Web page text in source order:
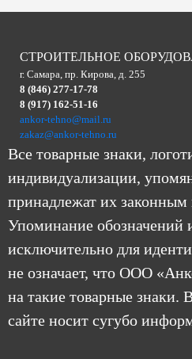
СТРОИТЕЛЬНОЕ
г. Самара, пр. Кирова, д. 255
8 (846) 277-17-78
8 (917) 162-51-16
ankor-tehno@mail.ru
zakaz@ankor-tehno.ru
Все товарные знаки,
индивидуализации,
принадлежат их законным
Упоминание обозначений
исключительно для
не означает, что ООО
на такие товарные знаки.
сайте носит сугубо